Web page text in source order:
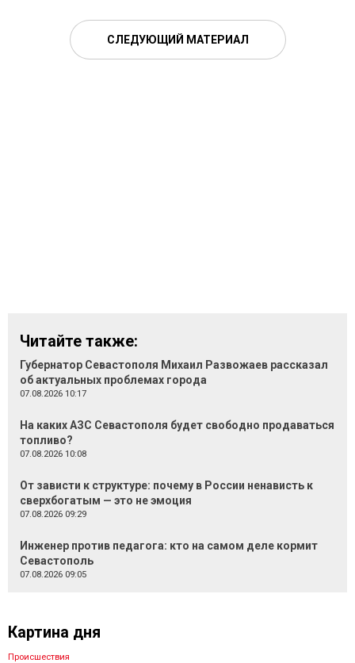
СЛЕДУЮЩИЙ МАТЕРИАЛ
Читайте также:
Губернатор Севастополя Михаил Развожаев рассказал
об актуальных проблемах города
07.08.2026 10:17
На каких АЗС Севастополя будет свободно продаваться
топливо?
07.08.2026 10:08
От зависти к структуре: почему в России ненависть к
сверхбогатым — это не эмоция
07.08.2026 09:29
Инженер против педагога: кто на самом деле кормит
Севастополь
07.08.2026 09:05
Картина дня
Происшествия